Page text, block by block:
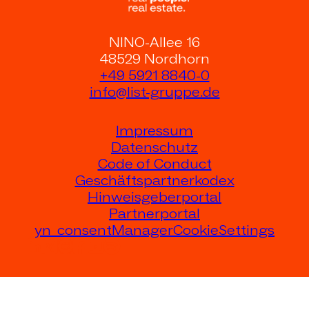
NINO-Allee 16
48529 Nordhorn
+49 5921 8840-0
info@list-gruppe.de
Impressum
Datenschutz
Code of Conduct
Geschäftspartnerkodex
Hinweisgeberportal
Partnerportal
yn_consentManagerCookieSettings